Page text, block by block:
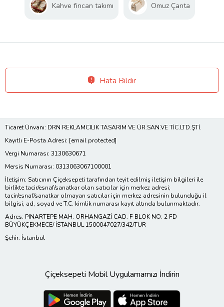
Kahve fincan takımı Omuz Çanta
Hata Bildir
Ticaret Ünvanı: DRN REKLAMCILIK TASARIM VE ÜR.SAN.VE TİC.LTD.ŞTİ.
Kayıtlı E-Posta Adresi: [email protected]
Vergi Numarası: 3130630671
Mersis Numarası: 0313063067100001
İletişim: Satıcının Çiçeksepeti tarafından teyit edilmiş iletişim bilgileri ile
birlikte tacir/esnaf/sanatkar olan satıcılar için merkez adresi;
tacir/esnaf/sanatkar olmayan satıcılar için merkez adresinin bulunduğu il
bilgisi, ad, soyad ve T.C. kimlik numarası kayıt altında bulunmaktadır.
Adres: PINARTEPE MAH. ORHANGAZİ CAD. F BLOK NO: 2 FD
BÜYÜKÇEKMECE/ İSTANBUL 1500047027/342/TUR
Şehir: İstanbul
Çiçeksepeti Mobil Uygulamamızı İndirin